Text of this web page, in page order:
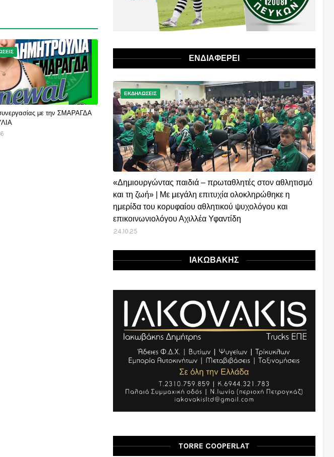
με την ΣΜΑΡΑΓΔΑ
ΕΝΔΙΑΦΕΡΕΙ
ΕΚΔΗΛΩΣΕΙΣ
«Δημιουργώντας παιδιά – πρωταθλητές στον αθλητισμό
και τη ζωή» | Με μεγάλη επιτυχία ολοκληρώθηκε η
ημερίδα του κορυφαίου αθλητικού ψυχολόγου και
επικοινωνιολόγου Αχιλλέα Υφαντίδη
24.10.25
ΙΑΚΩΒΑΚΗΣ
TORRE COOPERLAT